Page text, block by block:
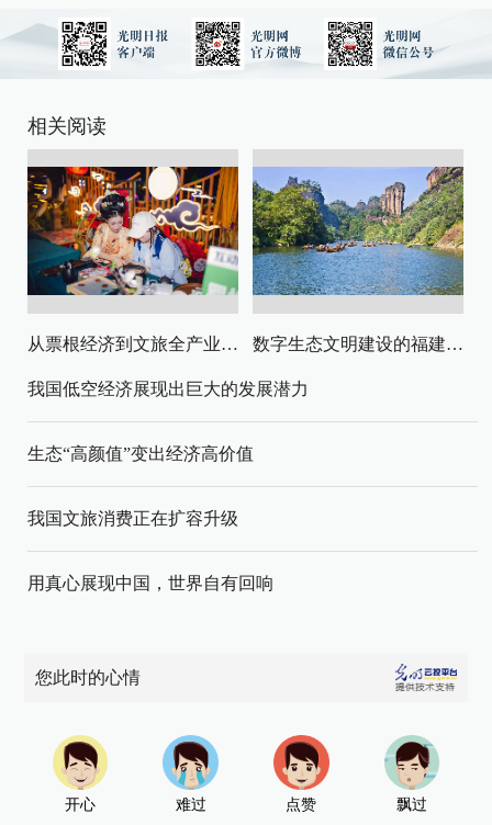
相关阅读
从票根经济到文旅全产业链升级 数字生态文明建设的福建路径与启示
我国低空经济展现出巨大的发展潜力
生态“高颜值”变出经济高价值
我国文旅消费正在扩容升级
用真心展现中国，世界自有回响
您此时的心情
开心 难过 点赞 飘过